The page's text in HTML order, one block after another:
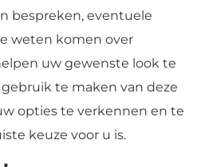
bespreken, eventuele
weten komen over
uw gewenste look te
te maken van deze
opties te verkennen en te
keuze voor u is.